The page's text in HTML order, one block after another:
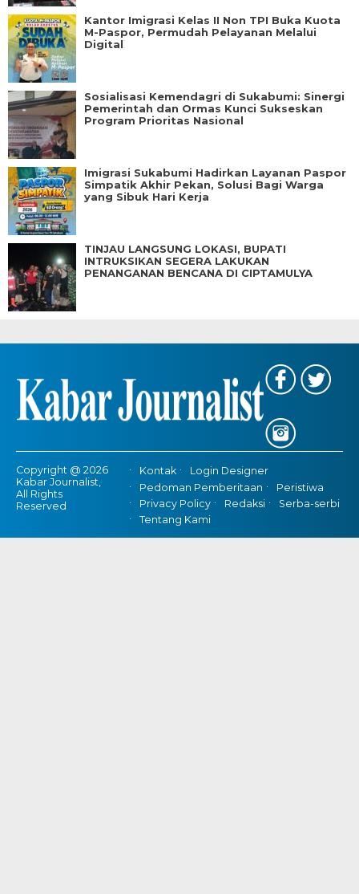
Kantor Imigrasi Kelas II Non TPI Buka Kuota
M-Paspor, Permudah Pelayanan Melalui
Digital
Sosialisasi Kemendagri di Sukabumi: Sinergi
Pemerintah dan Ormas Kunci Sukseskan
Program Prioritas Nasional
Imigrasi Sukabumi Hadirkan Layanan Paspor
Simpatik Akhir Pekan, Solusi Bagi Warga
yang Sibuk Hari Kerja
TINJAU LANGSUNG LOKASI, BUPATI
INTRUKSIKAN SEGERA LAKUKAN
PENANGANAN BENCANA DI CIPTAMULYA
Copyright @ 2026
Kabar Journalist,
All Rights
Reserved
Kontak
Login Designer
Pedoman Pemberitaan
Peristiwa
Privacy Policy
Redaksi
Serba-serbi
Tentang Kami